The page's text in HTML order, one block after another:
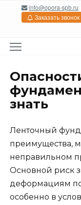
Перейтиinfo@opora-spb.ru
Заказать звонок
знать
Ленточный
преимущества,
неправильном
Основной риск
деформациям
особенно в